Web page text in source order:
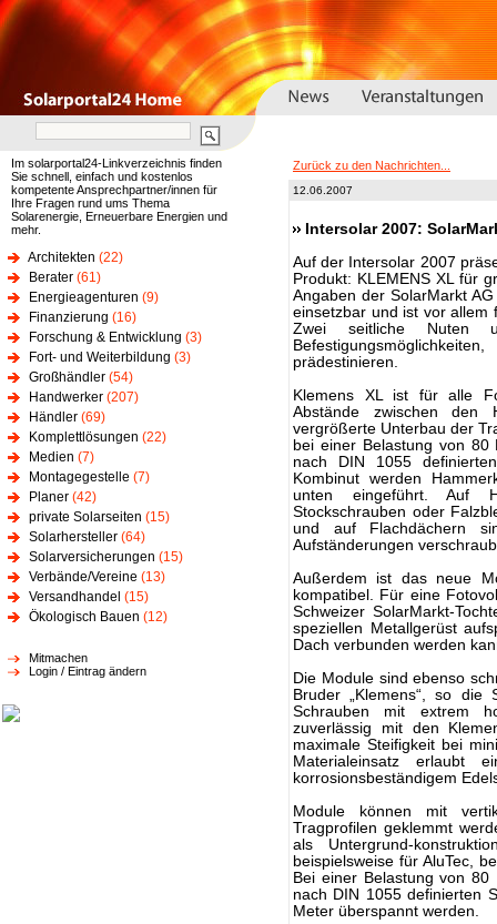
Im solarportal24-Linkverzeichnis finden
Sie schnell, einfach und kostenlos
kompetente Ansprechpartner/innen für
Ihre Fragen rund ums Thema
Solarenergie, Erneuerbare Energien und
mehr.
Architekten (22)
Berater (61)
Energieagenturen (9)
Finanzierung (16)
Forschung & Entwicklung (3)
Fort- und Weiterbildung (3)
Großhändler (54)
Handwerker (207)
Händler (69)
Komplettlösungen (22)
Medien (7)
Montagegestelle (7)
Planer (42)
private Solarseiten (15)
Solarhersteller (64)
Solarversicherungen (15)
Verbände/Vereine (13)
Versandhandel (15)
Ökologisch Bauen (12)
Mitmachen
Login / Eintrag ändern
Zurück zu den Nachrichten...
12.06.2007
Intersolar 2007:
Auf der Intersolar 2007
Produkt: KLEMENS XL für
Angaben der SolarMarkt
einsetzbar und ist vor allem
Zwei seitliche Nuten
prädestinieren.
Klemens XL ist für alle
Abstände zwischen den
vergrößerte Unterbau der
bei einer Belastung von 80
nach DIN 1055
Kombinut werden
unten eingeführt. Auf
Stockschrauben oder
und auf Flachdächern
Aufständerungen
Außerdem ist das neue
kompatibel. Für eine
Schweizer SolarMarkt-
speziellen Metallgerüst
Dach verbunden werden
Die Module sind ebenso
Bruder „Klemens“, so die
Schrauben mit extrem
zuverlässig mit den
maximale Steifigkeit bei
Materialeinsatz erlaubt
korrosionsbeständigem
Module können mit
Tragprofilen geklemmt
als Untergrund-
beispielsweise für AluTec,
Bei einer Belastung von
nach DIN 1055 definierten
Meter überspannt werden.